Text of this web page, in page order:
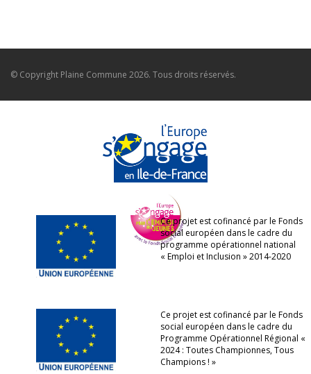
© Copyright Plaine Commune 2026. Tous droits réservés.
Ce projet est cofinancé par le Fonds
social européen dans le cadre du
programme opérationnel national
« Emploi et Inclusion » 2014-2020
Ce projet est cofinancé par le Fonds
social européen dans le cadre du
Programme Opérationnel Régional «
2024 : Toutes Championnes, Tous
Champions ! »